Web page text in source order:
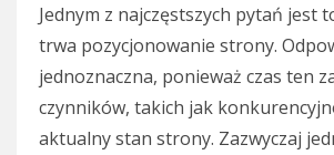
Jednym z najczęstszych pytań jest
trwa pozycjonowanie strony.
jednoznaczna, ponieważ czas ten
czynników, takich jak
aktualny stan strony. Zazwyczaj